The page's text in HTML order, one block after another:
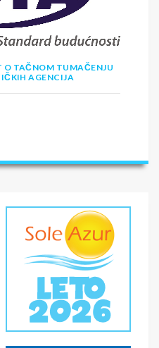
O TAČNOM TUMAČENJU
AGENCIJA